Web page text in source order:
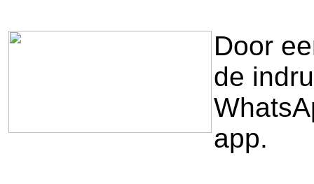
Door
de
app.